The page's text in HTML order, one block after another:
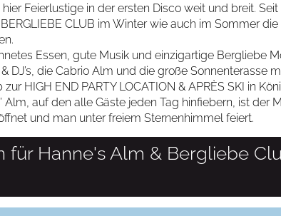
Feierlustige in der ersten Disco weit und breit.
CLUB im Winter wie auch im Sommer die
Essen, gute Musik und einzigartige Bergliebe
DJ’s, die Cabrio Alm und die große Sonnenterasse
HIGH END PARTY LOCATION & APRÈS SKI in
Alm, auf den alle Gäste jeden Tag hinfiebern, ist der
und man unter freiem Sternenhimmel feiert.
für Hanne's Alm & Bergliebe